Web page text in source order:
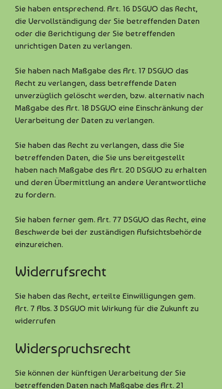
Sie haben entsprechend. Art. 16 DSGVO das Recht,
die Vervollständigung der Sie betreffenden Daten
oder die Berichtigung der Sie betreffenden
unrichtigen Daten zu verlangen.
Sie haben nach Maßgabe des Art. 17 DSGVO das
Recht zu verlangen, dass betreffende Daten
unverzüglich gelöscht werden, bzw. alternativ nach
Maßgabe des Art. 18 DSGVO eine Einschränkung der
Verarbeitung der Daten zu verlangen.
Sie haben das Recht zu verlangen, dass die Sie
betreffenden Daten, die Sie uns bereitgestellt
haben nach Maßgabe des Art. 20 DSGVO zu erhalten
und deren Übermittlung an andere Verantwortliche
zu fordern.
Sie haben ferner gem. Art. 77 DSGVO das Recht, eine
Beschwerde bei der zuständigen Aufsichtsbehörde
einzureichen.
Widerrufsrecht
Sie haben das Recht, erteilte Einwilligungen gem.
Art. 7 Abs. 3 DSGVO mit Wirkung für die Zukunft zu
widerrufen
Widerspruchsrecht
Sie können der künftigen Verarbeitung der Sie
betreffenden Daten nach Maßgabe des Art. 21